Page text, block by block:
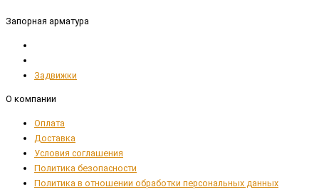
Запорная арматура
Задвижки
О компании
Оплата
Доставка
Условия соглашения
Политика безопасности
Политика в отношении обработки персональных данных